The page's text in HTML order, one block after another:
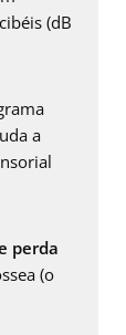
(dB
a
perda
(o